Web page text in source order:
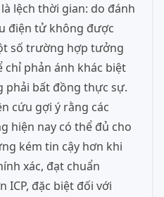
lệch thời gian: do đánh
điện tử không được
số trường hợp tưởng
phản ánh khác biệt
phải bất đồng thực sự.
cứu gợi ý rằng các
hiện nay có thể đủ cho
kém tin cậy hơn khi
xác, đạt chuẩn
ICP, đặc biệt đối với